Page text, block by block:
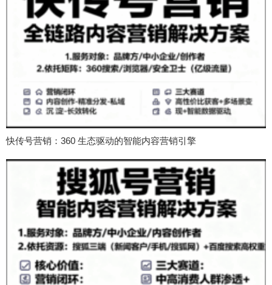
快传号营销：360 生态驱动的智能内容营销引擎